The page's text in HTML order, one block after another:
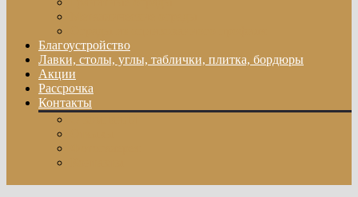
Благоустройство
Лавки, столы, углы, таблички, плитка, бордюры
Акции
Рассрочка
Контакты